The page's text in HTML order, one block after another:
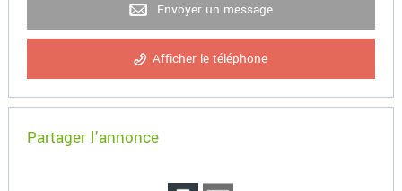
Envoyer un message
Afficher le téléphone
Partager l'annonce